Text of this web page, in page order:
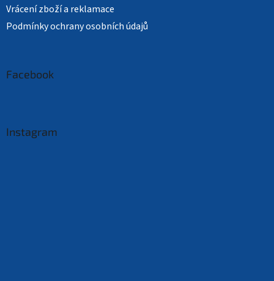
Vrácení zboží a reklamace
Podmínky ochrany osobních údajů
Facebook
Instagram